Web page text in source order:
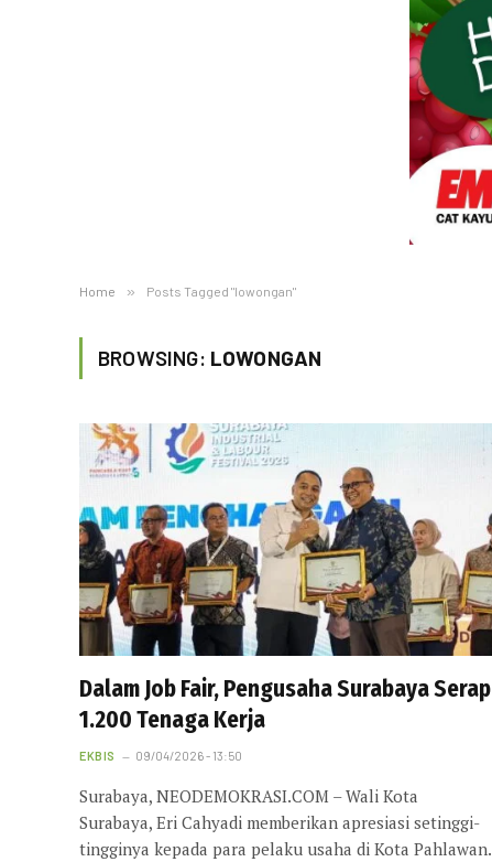
Home » Posts Tagged "lowongan"
BROWSING: LOWONGAN
Dalam Job Fair, Pengusaha Surabaya Serap
1.200 Tenaga Kerja
EKBIS 09/04/2026 - 13:50
Surabaya, NEODEMOKRASI.COM – Wali Kota
Surabaya, Eri Cahyadi memberikan apresiasi setinggi-
tingginya kepada para pelaku usaha di Kota Pahlawan.